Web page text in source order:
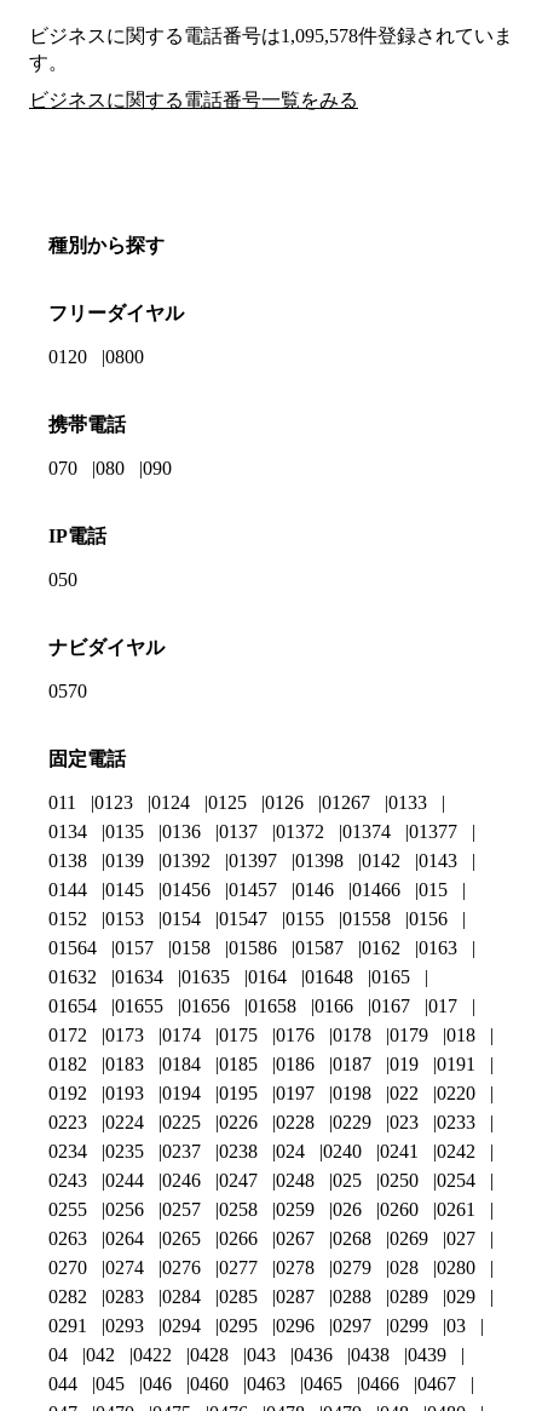
ビジネスに関する電話番号は1,095,578件登録されていま
す。
ビジネスに関する電話番号一覧をみる
種別から探す
フリーダイヤル
0120 0800
携帯電話
070 080 090
IP電話
050
ナビダイヤル
0570
固定電話
011 0123 0124 0125 0126 01267
0133
0134
0135 0136 0137 01372 01374
01377
0138
0139 01392 01397 01398 0142
0143
0144
0145 01456 01457 0146 01466
015
0152
0153 0154 01547 0155 01558
0156
01564
0157 0158 01586 01587 0162
0163
01632
01634 01635 0164 01648
0165
01654
01655 01656 01658 0166 0167
017
0172
0173 0174 0175 0176 0178 0179
018
0182
0183 0184 0185 0186 0187 019
0191
0192
0193 0194 0195 0197 0198 022
0220
0223
0224 0225 0226 0228 0229 023
0233
0234
0235 0237 0238 024 0240 0241
0242
0243
0244 0246 0247 0248 025 0250
0254
0255
0256 0257 0258 0259 026 0260
0261
0263
0264 0265 0266 0267 0268 0269
027
0270
0274 0276 0277 0278 0279 028
0280
0282
0283 0284 0285 0287 0288 0289
029
0291
0293 0294 0295 0296 0297 0299
03
04
042 0422 0428 043 0436 0438
0439
044
045 046 0460 0463 0465 0466
0467